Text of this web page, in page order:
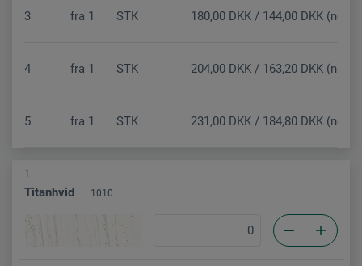
3 fra 1 STK 180,00 DKK / 144,00 DKK (netto)
4 fra 1 STK 204,00 DKK / 163,20 DKK (netto)
5 fra 1 STK 231,00 DKK / 184,80 DKK (netto)
1
Titanhvid 1010